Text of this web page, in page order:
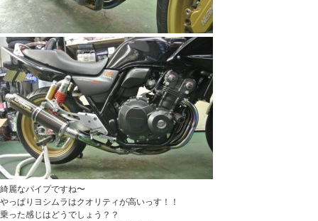
綺麗なパイプですね〜
やっぱりヨシムラはクオリティが高いっす！！
乗った感じはどうでしょう？？